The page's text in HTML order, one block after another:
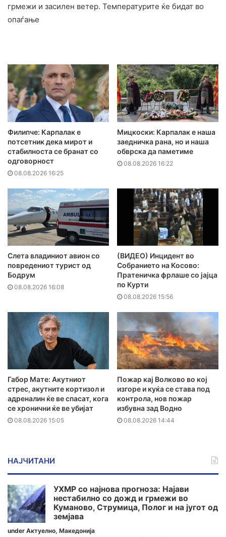
грмежи и засилен ветер. Температурите ќе бидат во
опаѓање
Филипче: Карпалак е
потсетник дека мирот и
стабилноста се бранат со
одговорност
08.08.2026 16:25
Мицкоски: Карпалак е наша
заедничка рана, но и наша
обврска да паметиме
08.08.2026 16:22
Слета владиниот авион со
повредениот турист од
Бодрум
08.08.2026 16:08
(ВИДЕО) Инцидент во
Собранието на Косово:
Пратеничка фрлаше со јајца
по Курти
08.08.2026 15:56
Габор Мате: Акутниот
стрес, акутните кортизол и
адреналин ќе ве спасат, кога
се хронични ќе ве убијат
08.08.2026 15:05
Пожар кај Волково во кој
изгоре и куќа се става под
контрола, нов пожар
избувна зад Водно
08.08.2026 14:44
НАЈЧИТАНИ
УХМР со најнова прогноза: Најави
нестабилно со дожд и грмежи во
Куманово, Струмица, Полог и на југот од
земјава
under Актуелно, Македонија